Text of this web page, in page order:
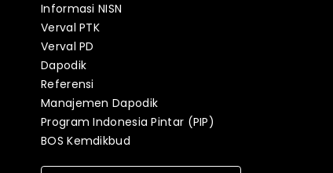
Informasi NISN
Verval PTK
Verval PD
Dapodik
Referensi
Manajemen Dapodik
Program Indonesia Pintar (PIP)
BOS Kemdikbud